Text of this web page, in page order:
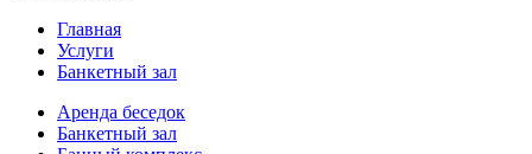
Главная
Услуги
Банкетный зал
Аренда беседок
Банкетный зал